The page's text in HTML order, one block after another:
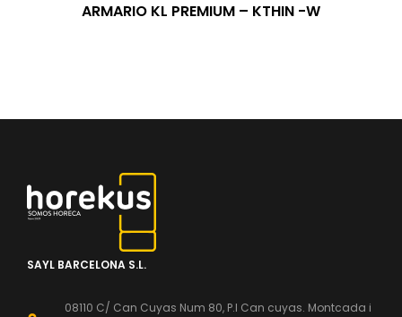
ARMARIO KL PREMIUM – KTHIN -W
SAYL BARCELONA S.L.
08110 C/ Can Cuyas Num 80, P.l Can cuyas. Montcada i